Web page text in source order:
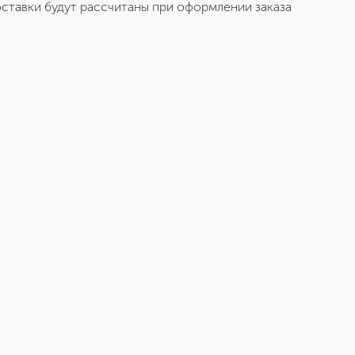
будут рассчитаны при оформлении заказа